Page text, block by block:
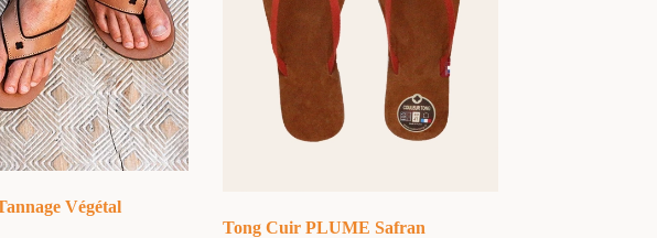
Végétal
Tong Cuir PLUME Safran